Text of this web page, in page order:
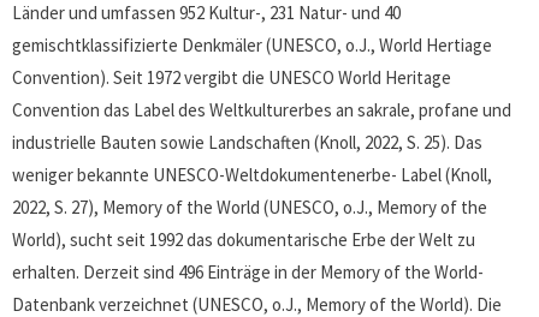
Länder und umfassen 952 Kultur-, 231 Natur- und 40
gemischtklassifizierte Denkmäler (UNESCO, o.J., World Hertiage
Convention). Seit 1972 vergibt die UNESCO World Heritage
Convention das Label des Weltkulturerbes an sakrale, profane und
industrielle Bauten sowie Landschaften (Knoll, 2022, S. 25). Das
weniger bekannte UNESCO-Weltdokumentenerbe- Label (Knoll,
2022, S. 27), Memory of the World (UNESCO, o.J., Memory of the
World), sucht seit 1992 das dokumentarische Erbe der Welt zu
erhalten. Derzeit sind 496 Einträge in der Memory of the World-
Datenbank verzeichnet (UNESCO, o.J., Memory of the World). Die